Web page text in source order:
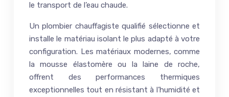
le transport de l’eau chaude.
Un plombier chauffagiste qualifié sélectionne et
installe le matériau isolant le plus adapté à votre
configuration. Les matériaux modernes, comme
la mousse élastomère ou la laine de roche,
offrent des performances thermiques
exceptionnelles tout en résistant à l’humidité et